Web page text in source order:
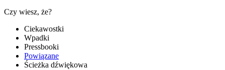
Czy wiesz, że?
Ciekawostki
Wpadki
Pressbooki
Powiązane
Ścieżka dźwiękowa